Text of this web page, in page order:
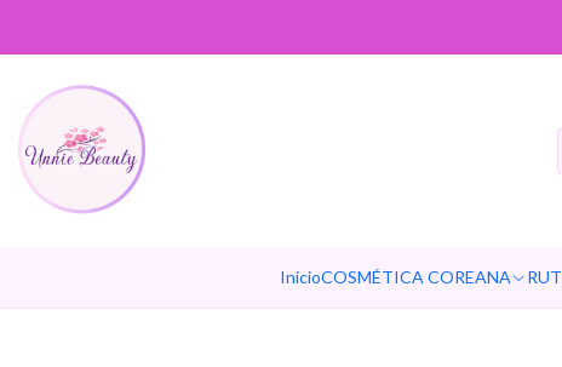
InicioCOSMÉTICA COREANA